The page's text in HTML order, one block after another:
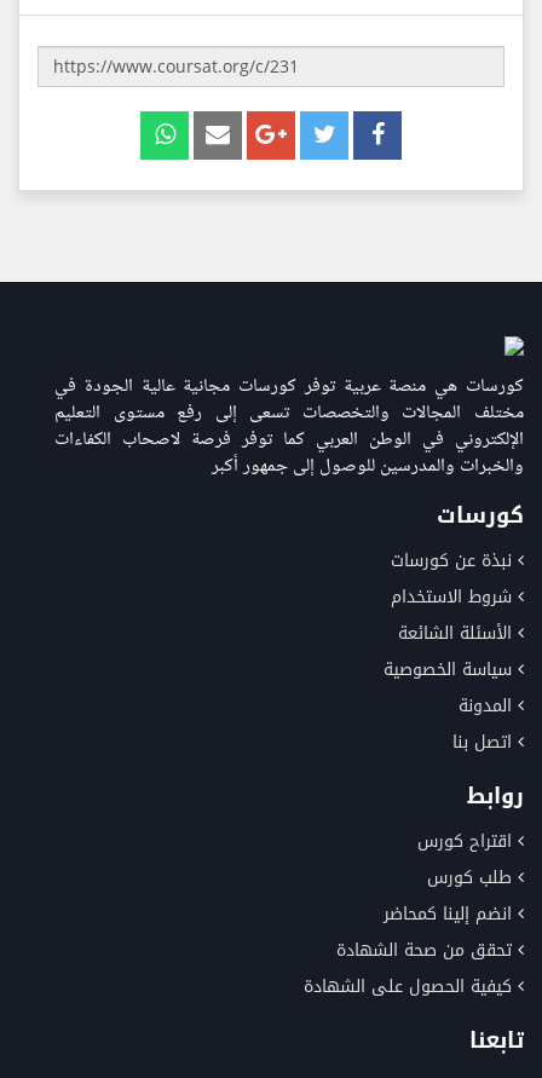
كورسات هي منصة عربية توفر كورسات مجانية عالية الجودة في
مختلف المجالات والتخصصات تسعى إلى رفع مستوى التعليم
الإلكتروني في الوطن العربي كما توفر فرصة لاصحاب الكفاءات
والخبرات والمدرسين للوصول إلى جمهور أكبر
كورسات
نبذة عن كورسات
شروط الاستخدام
الأسئلة الشائعة
سياسة الخصوصية
المدونة
اتصل بنا
روابط
اقتراح كورس
طلب كورس
انضم إلينا كمحاضر
تحقق من صحة الشهادة
كيفية الحصول على الشهادة
تابعنا